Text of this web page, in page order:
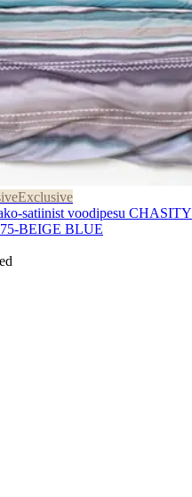
Exclusive
satiinist voodipesu CHASITY
BEIGE BLUE